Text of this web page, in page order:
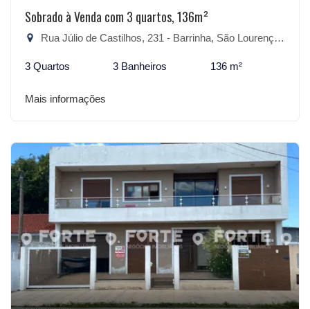
Sobrado à Venda com 3 quartos, 136m²
Rua Júlio de Castilhos, 231 - Barrinha, São Lourenço do Sul-RS
3 Quartos 3 Banheiros 136 m²
Mais informações